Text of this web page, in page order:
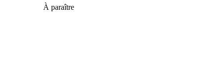
À paraître